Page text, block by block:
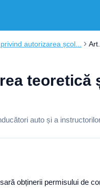
autorizarea școl...
auto și a
obținerii permisului de